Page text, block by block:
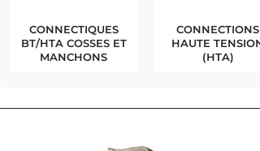
MISE À LA TERRE CÂBLES